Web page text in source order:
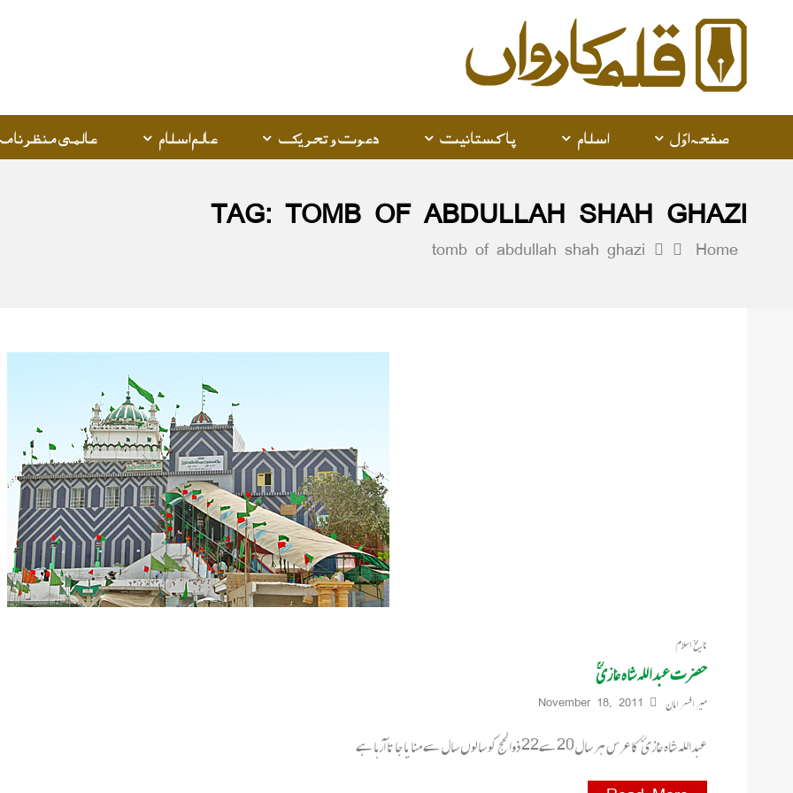
Karwan
صفحہ اوّل اسلام پاکستانیت دعوت و تحریک عالم اسلام عالمی
TAG: TOMB OF ABDULLAH SHAH GHAZI
Home
tomb of abdullah shah ghazi
تاریخ اسلام
حضرت عبداللہ شاہ غازیؒ
میر افسر امان November 18, 2011
عبداللہ شاہ غازی ؒ کا عرس ہر سال20 سے22 ذوا لحج کو سالوں سال سے منایا جا تا آرہا ہے